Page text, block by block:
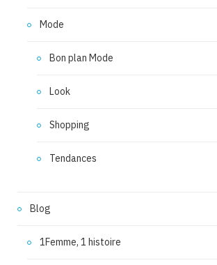
Mode
Bon plan Mode
Look
Shopping
Tendances
Blog
1Femme, 1 histoire